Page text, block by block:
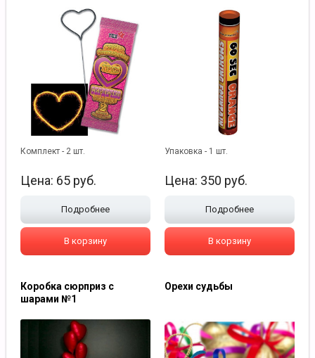
Комплект - 2 шт.
Цена: 65 руб.
Подробнее
В корзину
Упаковка - 1 шт.
Цена: 350 руб.
Подробнее
В корзину
Коробка сюрприз с
шарами №1
Орехи судьбы